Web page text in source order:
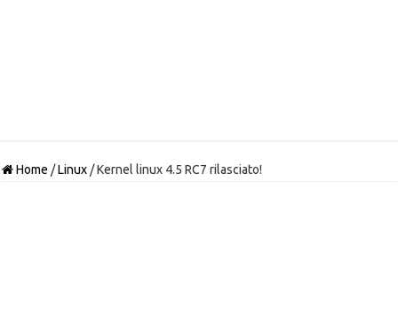
Home /Linux /Kernel linux 4.5 RC7 rilasciato!